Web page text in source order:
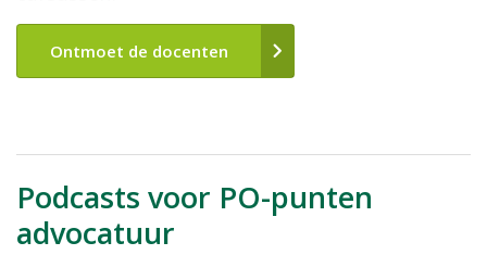
Ontmoet de docenten
Podcasts voor PO-punten
advocatuur